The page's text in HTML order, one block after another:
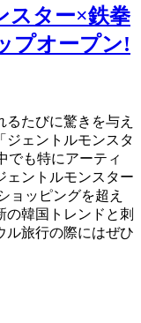
スター×鉄拳
プオープン!
たびに驚きを与え
ジェントルモンスタ
でも特にアーティ
ェントルモンスター
ョッピングを超え
の韓国トレンドと刺
ル旅行の際にはぜひ